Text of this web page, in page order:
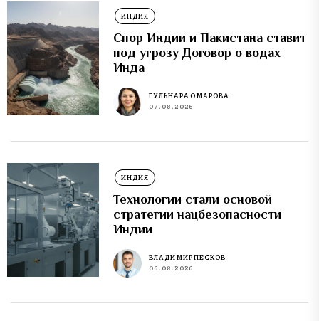
ИНДИЯ
Спор Индии и Пакистана ставит
под угрозу Договор о водах
Инда
ГУЛЬНАРА ОМАРОВА
07.08.2026
ИНДИЯ
Технологии стали основой
стратегии нацбезопасности
Индии
ВЛАДИМИР ПЕСКОВ
06.08.2026